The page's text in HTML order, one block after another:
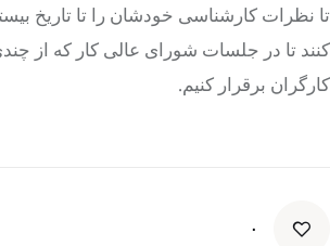
کنند تا در جلسات شورای عالی کار که از
کارگران برقرار کنیم.
۰